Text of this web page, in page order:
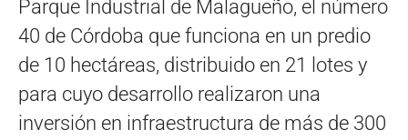
Parque Industrial de Malagueño, el número
40 de Córdoba que funciona en un predio
de 10 hectáreas, distribuido en 21 lotes y
para cuyo desarrollo realizaron una
inversión en infraestructura de más de 300